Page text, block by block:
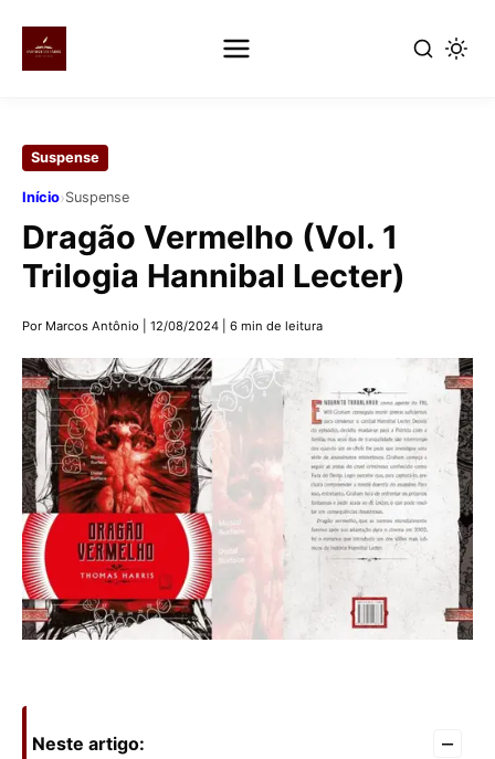
conteúdo
principal
Suspense
Início›Suspense
Dragão Vermelho (Vol. 1
Trilogia Hannibal Lecter)
Por Marcos Antônio 12/08/2024 6 min de leitura
Neste artigo: –